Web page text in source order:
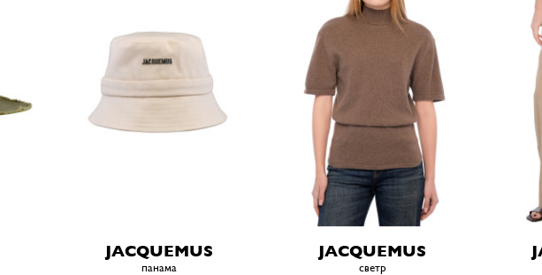
JACQUEMUS
панама
JACQUEMUS
светр